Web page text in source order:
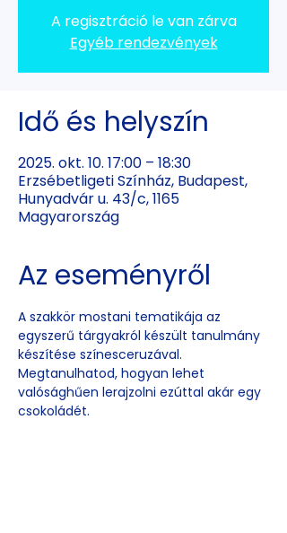
A regisztráció le van zárva
Egyéb rendezvények
Idő és helyszín
2025. okt. 10. 17:00 – 18:30
Erzsébetligeti Színház, Budapest,
Hunyadvár u. 43/c, 1165
Magyarország
Az eseményről
A szakkör mostani tematikája az
egyszerű tárgyakról készült tanulmány
készítése színesceruzával.
Megtanulhatod, hogyan lehet
valósághűen lerajzolni ezúttal akár egy
csokoládét.